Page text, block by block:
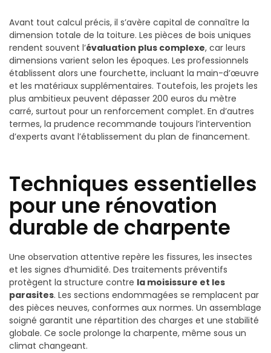
Avant tout calcul précis, il s’avère capital de connaître la
dimension totale de la toiture. Les pièces de bois uniques
rendent souvent l’évaluation plus complexe, car leurs
dimensions varient selon les époques. Les professionnels
établissent alors une fourchette, incluant la main-d’œuvre
et les matériaux supplémentaires. Toutefois, les projets les
plus ambitieux peuvent dépasser 200 euros du mètre
carré, surtout pour un renforcement complet. En d’autres
termes, la prudence recommande toujours l’intervention
d’experts avant l’établissement du plan de financement.
Techniques essentielles
pour une rénovation
durable de charpente
Une observation attentive repère les fissures, les insectes
et les signes d’humidité. Des traitements préventifs
protègent la structure contre la moisissure et les
parasites. Les sections endommagées se remplacent par
des pièces neuves, conformes aux normes. Un assemblage
soigné garantit une répartition des charges et une stabilité
globale. Ce socle prolonge la charpente, même sous un
climat changeant.